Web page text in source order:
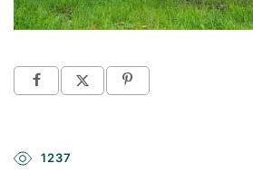
1237